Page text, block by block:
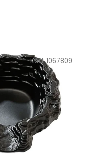
Kód:1067809